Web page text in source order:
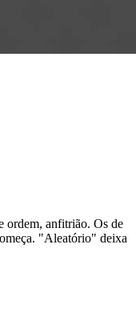
ordem, anfitrião. Os de
"Aleatório" deixa